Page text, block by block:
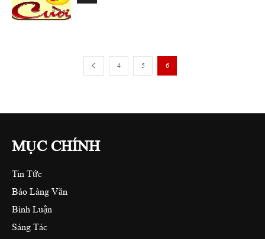
4 5 6
MỤC CHÍNH
Tin Tức
Báo Làng Văn
Bình Luận
Sáng Tác